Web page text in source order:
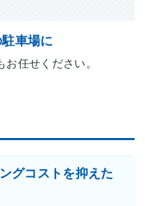
車場に
任せください。
グコストを抑えた